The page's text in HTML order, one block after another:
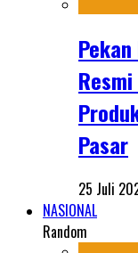
Pasar
25 Juli
NASIONAL
Random